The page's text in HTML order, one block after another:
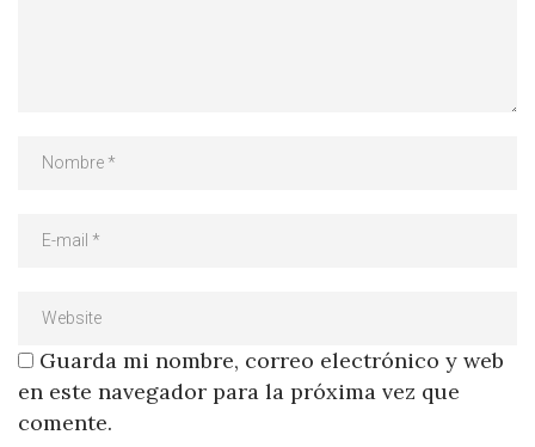
Guarda mi nombre, correo electrónico y web
en este navegador para la próxima vez que
comente.